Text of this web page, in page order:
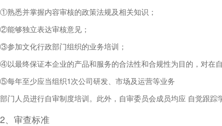
①熟悉并掌握内容审核的政策法规及相关知识；
②能够独立表达审核意见；
③参加文化行政部门组织的业务培训；
④以最终保证本企业的产品和服务的合法性和合规性为目的，对在
⑤每年至少应当组织1次公司研发、市场及运营等业务
部门人员进行自审制度培训。此外，自审委员会成员均应 自觉跟
2、审查标准